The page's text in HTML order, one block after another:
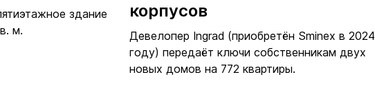
здание
м.
корпусов
Девелопер Ingrad (приобретён Sminex в 2024
году) передаёт ключи собственникам двух
новых домов на 772 квартиры.